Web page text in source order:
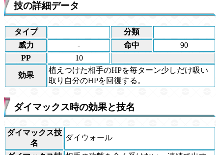
技の詳細データ
タイプ
分類
威力
- 命中
90
PP
10
効果
植えつけた相手のHPを毎ターン少しだけ吸い
取り自分のHPを回復する。
ダイマックス時の効果と技名
ダイマックス技
名
ダイウォール